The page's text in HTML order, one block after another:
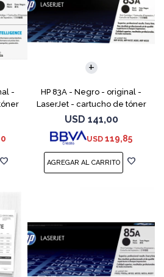
-
HP 83A - Negro - original -
LaserJet - cartucho de tóner
(CF283A) - para LaserJet Pro
M201, M202, MFP M125, MFP
M127, MFP M225
USD 141,00
USD 119,85